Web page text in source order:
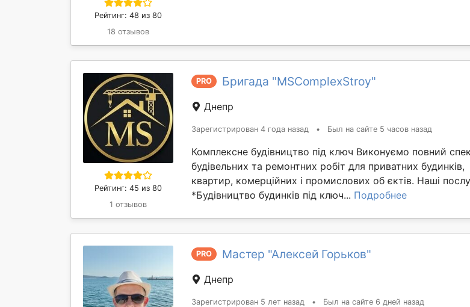
Рейтинг: 48 из 80
18 отзывов
Рейтинг: 45 из 80
1 отзывов
PRO Бригада "MSComplexStroy"
Днепр
Зарегистрирован 4 года назад • Был на сайте 5 часов назад
Комплексне будівництво під ключ Виконуємо повний
будівельних та ремонтних робіт для приватних будинків,
квартир, комерційних і промислових об єктів. Наші
*Будівництво будинків під ключ... Подробнее
PRO Мастер "Алексей Горьков"
Днепр
Зарегистрирован 5 лет назад • Был на сайте 6 дней назад